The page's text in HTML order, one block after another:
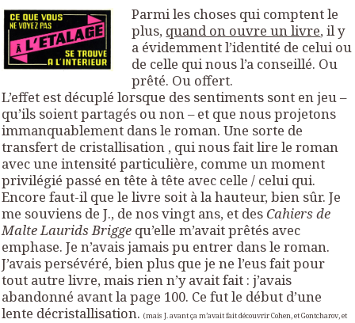
Parmi les choses qui comptent le
plus, quand on ouvre un livre, il y
a évidemment l’identité de celui ou
de celle qui nous l’a conseillé. Ou
prêté. Ou offert.
L’effet est décuplé lorsque des sentiments sont en jeu –
qu’ils soient partagés ou non – et que nous projetons
immanquablement dans le roman. Une sorte de
transfert de cristallisation , qui nous fait lire le roman
avec une intensité particulière, comme un moment
privilégié passé en tête à tête avec celle / celui qui.
Encore faut-il que le livre soit à la hauteur, bien sûr. Je
me souviens de J., de nos vingt ans, et des Cahiers de
Malte Laurids Brigge qu’elle m’avait prêtés avec
emphase. Je n’avais jamais pu entrer dans le roman.
J’avais persévéré, bien plus que je ne l’eus fait pour
tout autre livre, mais rien n’y avait fait : j’avais
abandonné avant la page 100. Ce fut le début d’une
lente décristallisation. (mais J. avant ça m’avait fait découvrir Cohen, et Gontcharov, et